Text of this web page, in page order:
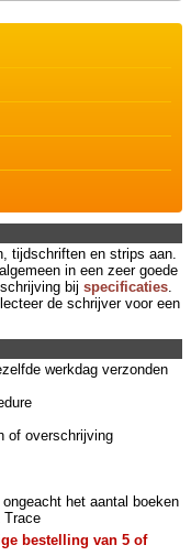
tijdschriften en strips aan.
in een zeer goede
bij specificaties.
de schrijver voor een
werkdag verzonden
of overschrijving
het aantal boeken
Trace
bestelling van 5 of